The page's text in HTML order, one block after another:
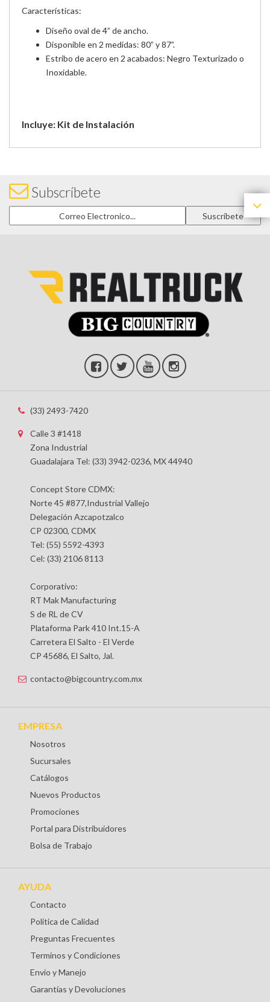
Características:
Diseño oval de 4” de ancho.
Disponible en 2 medidas: 80” y 87”.
Estribo de acero en 2 acabados: Negro Texturizado o
Inoxidable.
Incluye: Kit de Instalación
Subscríbete
(33) 2493-7420
Calle 3 #1418
Zona Industrial
Guadalajara Tel: (33) 3942-0236, MX 44940
Concept Store CDMX:
Norte 45 #877,Industrial Vallejo
Delegación Azcapotzalco
CP 02300, CDMX
Tel: (55) 5592-4393
Cel: (33) 2106 8113
Corporativo:
RT Mak Manufacturing
S de RL de CV
Plataforma Park 410 Int.15-A
Carretera El Salto - El Verde
CP 45686, El Salto, Jal.
contacto@bigcountry.com.mx
EMPRESA
Nosotros
Sucursales
Catálogos
Nuevos Productos
Promociones
Portal para Distribuidores
Bolsa de Trabajo
AYUDA
Contacto
Política de Calidad
Preguntas Frecuentes
Terminos y Condiciones
Envio y Manejo
Garantías y Devoluciones